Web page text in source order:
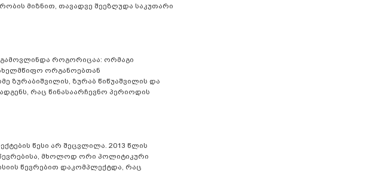
მიზნით, თავადვე შეეზღუდა საკუთარი
გამოვლინდა როგორიცაა: ორმაგი
ორგანოებთან
ზურაბიშვილის, ზურაბ წიწუაშვილის და
რაც წინასაარჩევნო პერიოდის
წესი არ შეცვლილა. 2013 წლის
წევრებისა, მხოლოდ ორი პოლიტიკური
წევრებით დაკომპლექტდა, რაც